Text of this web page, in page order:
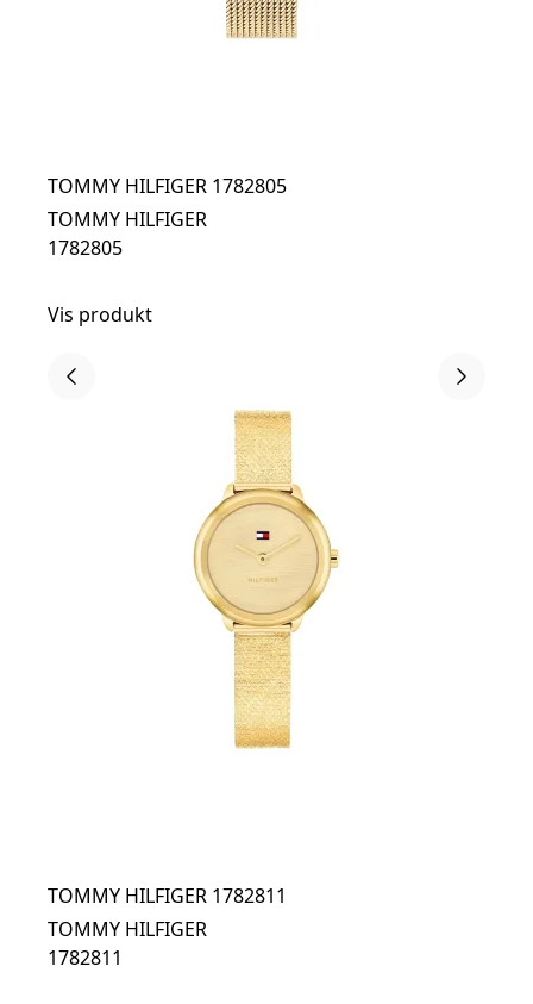
TOMMY HILFIGER 1782805
TOMMY HILFIGER
1782805
Vis produkt
TOMMY HILFIGER 1782811
TOMMY HILFIGER
1782811